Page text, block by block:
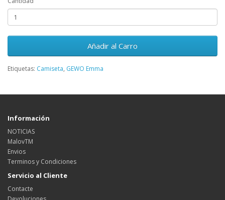
Añadir al Carro
Etiquetas: Camiseta, GEWO Emma
Información
NOTICIAS
MalovTM
Envios
Terminos y Condiciones
Servicio al Cliente
Contacte